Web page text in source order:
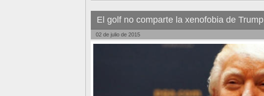
El golf no comparte la xenofobia de Trump
02 de julio de 2015